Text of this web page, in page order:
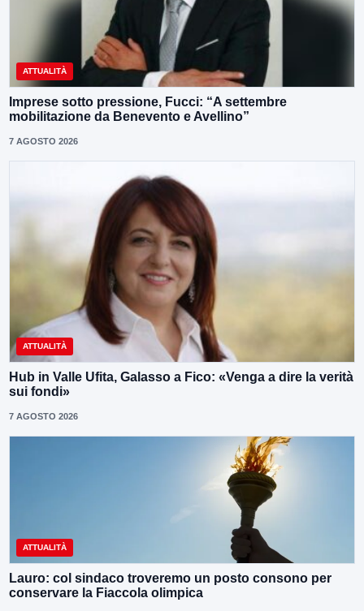
ATTUALITÀ
Imprese sotto pressione, Fucci: “A settembre
mobilitazione da Benevento e Avellino”
7 AGOSTO 2026
ATTUALITÀ
Hub in Valle Ufita, Galasso a Fico: «Venga a dire la verità
sui fondi»
7 AGOSTO 2026
ATTUALITÀ
Lauro: col sindaco troveremo un posto consono per
conservare la Fiaccola olimpica